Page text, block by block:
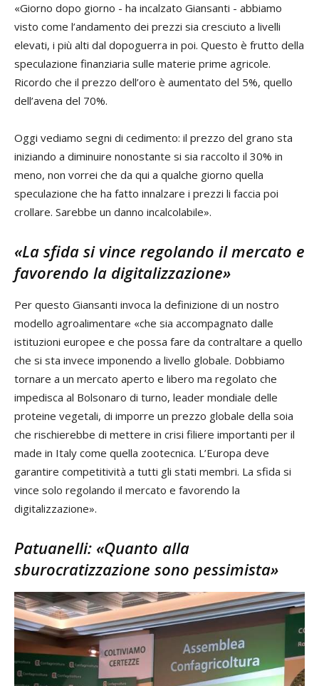
«Giorno dopo giorno - ha incalzato Giansanti - abbiamo
visto come l’andamento dei prezzi sia cresciuto a livelli
elevati, i più alti dal dopoguerra in poi. Questo è frutto della
speculazione finanziaria sulle materie prime agricole.
Ricordo che il prezzo dell’oro è aumentato del 5%, quello
dell’avena del 70%.
Oggi vediamo segni di cedimento: il prezzo del grano sta
iniziando a diminuire nonostante si sia raccolto il 30% in
meno, non vorrei che da qui a qualche giorno quella
speculazione che ha fatto innalzare i prezzi li faccia poi
crollare. Sarebbe un danno incalcolabile».
«La sfida si vince regolando il mercato e
favorendo la digitalizzazione»
Per questo Giansanti invoca la definizione di un nostro
modello agroalimentare «che sia accompagnato dalle
istituzioni europee e che possa fare da contraltare a quello
che si sta invece imponendo a livello globale. Dobbiamo
tornare a un mercato aperto e libero ma regolato che
impedisca al Bolsonaro di turno, leader mondiale delle
proteine vegetali, di imporre un prezzo globale della soia
che rischierebbe di mettere in crisi filiere importanti per il
made in Italy come quella zootecnica. L’Europa deve
garantire competitività a tutti gli stati membri. La sfida si
vince solo regolando il mercato e favorendo la
digitalizzazione».
Patuanelli: «Quanto alla
sburocratizzazione sono pessimista»